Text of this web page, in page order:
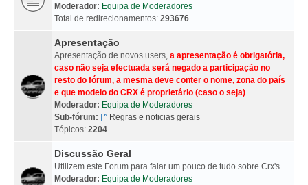
Moderador: Equipa de Moderadores
Total de redirecionamentos: 293676
Apresentação
Apresentação de novos users, a apresentação é obrigatória,
caso não seja efectuada será negado a participação no
resto do fórum, a mesma deve conter o nome, zona do país
e que modelo do CRX é proprietário (caso o seja)
Moderador: Equipa de Moderadores
Sub-fórum:
Regras e noticias gerais
Tópicos: 2204
Discussão Geral
Utilizem este Forum para falar um pouco de tudo sobre Crx's
Moderador: Equipa de Moderadores